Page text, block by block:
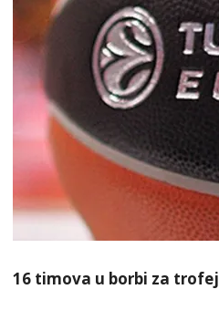
16 timova u borbi za trofej